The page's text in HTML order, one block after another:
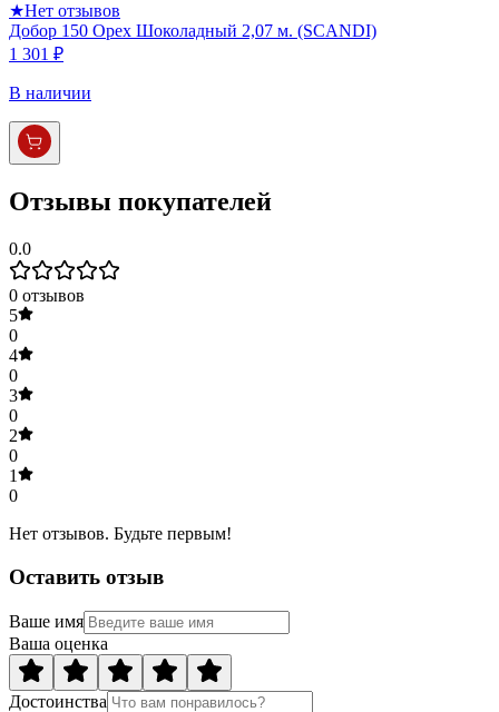
★Нет отзывов
Добор 150 Орех Шоколадный 2,07 м. (SCANDI)
1 301 ₽
В наличии
Отзывы покупателей
0.0
0 отзывов
5
0
4
0
3
0
2
0
1
0
Нет отзывов. Будьте первым!
Оставить отзыв
Ваше имя
Ваша оценка
Достоинства